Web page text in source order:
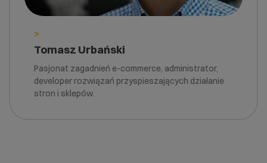
>
Tomasz Urbański
Pasjonat zagadnień e-commerce, administrator,
developer rozwiązań przyspieszających działanie
stron i sklepów.